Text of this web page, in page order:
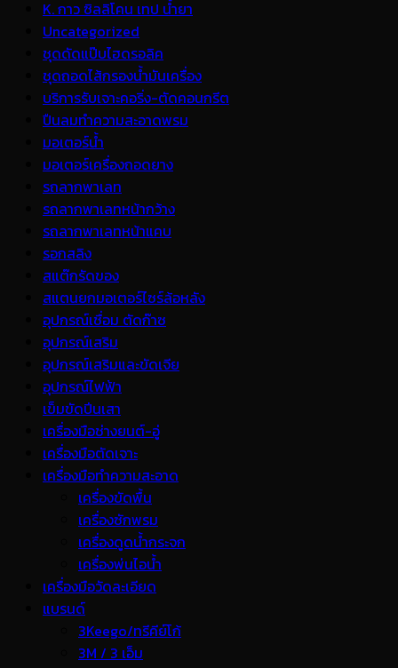
K. กาว ซิลลิโคน เทป น้ำยา
Uncategorized
ชุดดัดแป๊บไฮดรอลิค
ชุดถอดไส้กรองน้ำมันเครื่อง
บริการรับเจาะคอริ่ง-ตัดคอนกรีต
ปืนลมทำความสะอาดพรม
มอเตอร์น้ำ
มอเตอร์เครื่องถอดยาง
รถลากพาเลท
รถลากพาเลทหน้ากว้าง
รถลากพาเลทหน้าแคบ
รอกสลิง
สแต๊กรัดของ
สแตนยกมอเตอร์ไซร์ล้อหลัง
อุปกรณ์เชื่อม ตัดก๊าซ
อุปกรณ์เสริม
อุปกรณ์เสริมและขัดเจีย
อุปกรณ์ไฟฟ้า
เข็มขัดปีนเสา
เครื่องมือช่างยนต์-อู่
เครื่องมือตัดเจาะ
เครื่องมือทำความสะอาด
เครื่องขัดพื้น
เครื่องซักพรม
เครื่องดูดน้ำกระจก
เครื่องพ่นไอน้ำ
เครื่องมือวัดละเอียด
แบรนด์
3Keego/ทรีคีย์โก้
3M / 3 เอ็ม